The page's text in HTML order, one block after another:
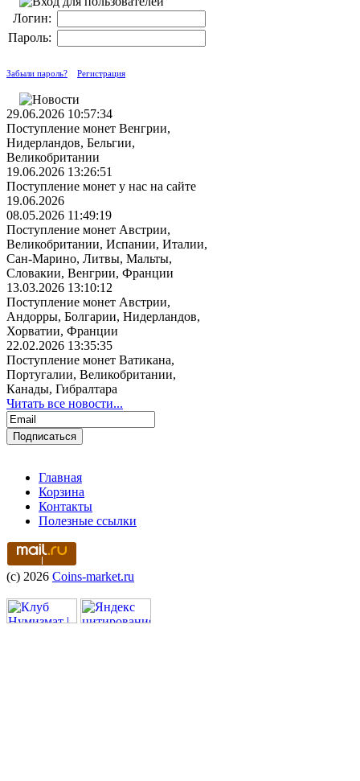
Логин:
Пароль:
Забыли пароль? Регистрация
29.06.2026 10:57:34
Поступление монет Венгрии,
Нидерландов, Бельгии,
Великобритании
19.06.2026 13:26:51
Поступление монет у нас на сайте
19.06.2026
08.05.2026 11:49:19
Поступление монет Австрии,
Великобритании, Испании, Италии,
Сан-Марино, Литвы, Мальты,
Словакии, Венгрии, Франции
13.03.2026 13:10:12
Поступление монет Австрии,
Андорры, Болгарии, Нидерландов,
Хорватии, Франции
22.02.2026 13:35:35
Поступление монет Ватикана,
Португалии, Великобритании,
Канады, Гибралтара
Читать все новости...
Главная
Корзина
Контакты
Полезные ссылки
(c) 2026 Coins-market.ru